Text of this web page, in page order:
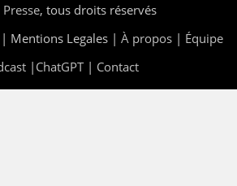
, tous droits réservés
| Mentions Legales | À propos | Équipe
| ChatGPT| Contact